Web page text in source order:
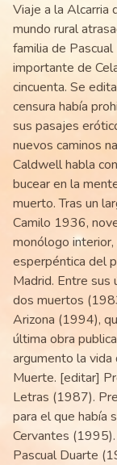
Viaje a la Alcarria
mundo rural
familia de
importante de
cincuenta. Se
censura había
sus pasajes
nuevos caminos
Caldwell habla
bucear en la
muerto. Tras un
Camilo 1936,
monólogo
esperpéntica del
Madrid. Entre sus
dos muertos
Arizona (1994),
última obra
argumento la
Muerte. [editar]
Letras (1987).
para el que había
Cervantes
Pascual Duarte